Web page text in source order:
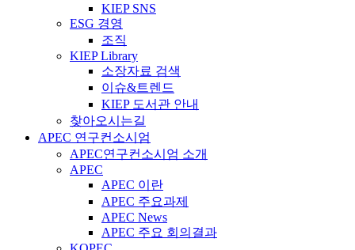
KIEP SNS
ESG 경영
조직
KIEP Library
소장자료 검색
이슈&트렌드
KIEP 도서관 안내
찾아오시는길
APEC 연구컨소시엄
APEC연구컨소시엄 소개
APEC
APEC 이란
APEC 주요과제
APEC News
APEC 주요 회의결과